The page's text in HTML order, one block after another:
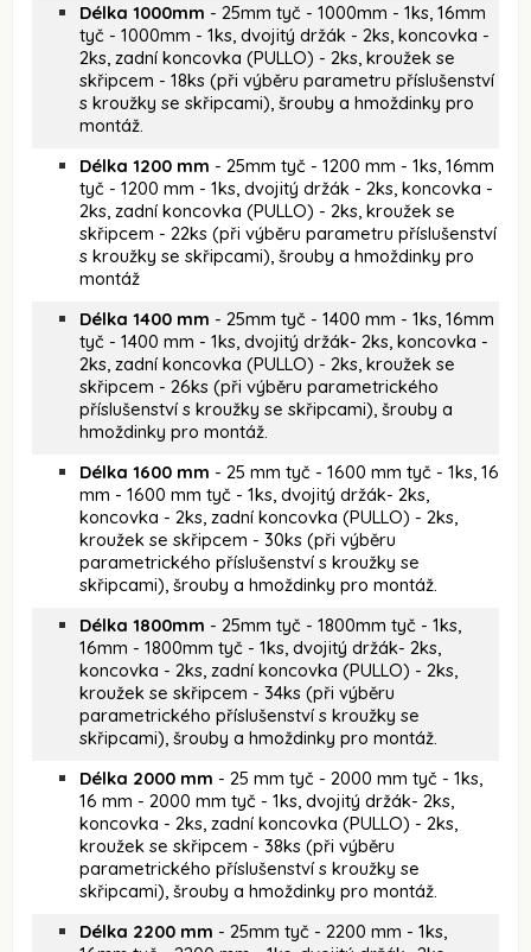
Délka 1000mm - 25mm tyč - 1000mm - 1ks, 16mm
tyč - 1000mm - 1ks, dvojitý držák - 2ks, koncovka -
2ks, zadní koncovka (PULLO) - 2ks, kroužek se
skřipcem - 18ks (při výběru parametru příslušenství
s kroužky se skřipcami), šrouby a hmoždinky pro
montáž.
Délka 1200 mm - 25mm tyč - 1200 mm - 1ks, 16mm
tyč - 1200 mm - 1ks, dvojitý držák - 2ks, koncovka -
2ks, zadní koncovka (PULLO) - 2ks, kroužek se
skřipcem - 22ks (při výběru parametru příslušenství
s kroužky se skřipcami), šrouby a hmoždinky pro
montáž
Délka 1400 mm - 25mm tyč - 1400 mm - 1ks, 16mm
tyč - 1400 mm - 1ks, dvojitý držák- 2ks, koncovka -
2ks, zadní koncovka (PULLO) - 2ks, kroužek se
skřipcem - 26ks (při výběru parametrického
příslušenství s kroužky se skřipcami), šrouby a
hmoždinky pro montáž.
Délka 1600 mm - 25 mm tyč - 1600 mm tyč - 1ks, 16
mm - 1600 mm tyč - 1ks, dvojitý držák- 2ks,
koncovka - 2ks, zadní koncovka (PULLO) - 2ks,
kroužek se skřipcem - 30ks (při výběru
parametrického příslušenství s kroužky se
skřipcami), šrouby a hmoždinky pro montáž.
Délka 1800mm - 25mm tyč - 1800mm tyč - 1ks,
16mm - 1800mm tyč - 1ks, dvojitý držák- 2ks,
koncovka - 2ks, zadní koncovka (PULLO) - 2ks,
kroužek se skřipcem - 34ks (při výběru
parametrického příslušenství s kroužky se
skřipcami), šrouby a hmoždinky pro montáž.
Délka 2000 mm - 25 mm tyč - 2000 mm tyč - 1ks,
16 mm - 2000 mm tyč - 1ks, dvojitý držák- 2ks,
koncovka - 2ks, zadní koncovka (PULLO) - 2ks,
kroužek se skřipcem - 38ks (při výběru
parametrického příslušenství s kroužky se
skřipcami), šrouby a hmoždinky pro montáž.
Délka 2200 mm - 25mm tyč - 2200 mm - 1ks,